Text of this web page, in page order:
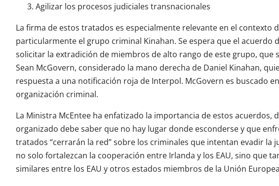
Agilizar los procesos judiciales transnacionales
La firma de estos tratados es especialmente relevante en el contexto
particularmente el grupo criminal Kinahan. Se espera que el
solicitar la extradición de miembros de alto rango de este grupo, que
Sean McGovern, considerado la mano derecha de Daniel Kinahan,
respuesta a una notificación roja de Interpol. McGovern es buscado
organización criminal.
La Ministra McEntee ha enfatizado la importancia de estos
organizado debe saber que no hay lugar donde esconderse y que
tratados “cerrarán la red” sobre los criminales que intentan evadir la
no solo fortalezcan la cooperación entre Irlanda y los EAU, sino que
similares entre los EAU y otros estados miembros de la Unión